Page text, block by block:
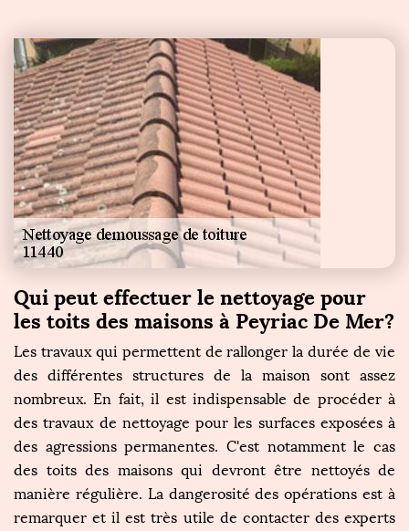
Qui peut effectuer le nettoyage pour
les toits des maisons à Peyriac De Mer?
Les travaux qui permettent de rallonger la durée de vie
des différentes structures de la maison sont assez
nombreux. En fait, il est indispensable de procéder à
des travaux de nettoyage pour les surfaces exposées à
des agressions permanentes. C'est notamment le cas
des toits des maisons qui devront être nettoyés de
manière régulière. La dangerosité des opérations est à
remarquer et il est très utile de contacter des experts